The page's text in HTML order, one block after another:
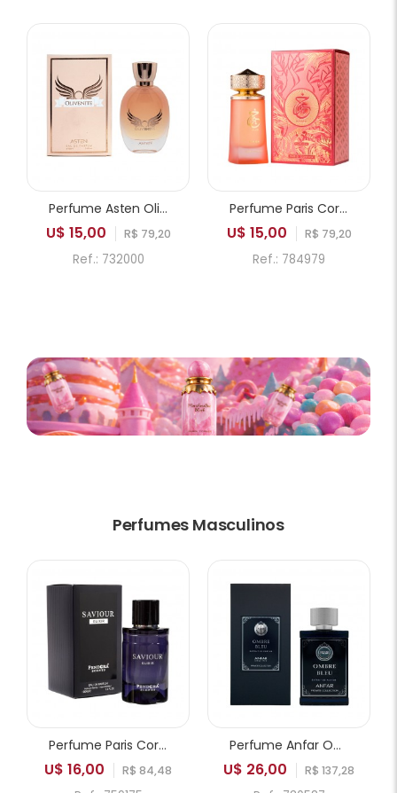
Perfume Asten Olivenite EDP Feminino 100ml
U$ 15,00 R$ 79,20
Ref.: 732000
Perfume Paris Corner Khair Fusion EDP Feminino 100ml
U$ 15,00 R$ 79,20
Ref.: 784979
Perfumes Masculinos
Perfume Paris Corner Pendora Saviour Elixir EDP Masculino 100ml
U$ 16,00 R$ 84,48
Perfume Anfar Ombre Bleu Extrait de Parfum Masculino 50ml
U$ 26,00 R$ 137,28